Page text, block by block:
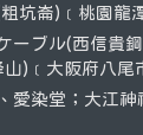
坑崙)﹝桃園龍
ーブル(西信貴
)﹝大阪府八尾
愛染堂；大江神